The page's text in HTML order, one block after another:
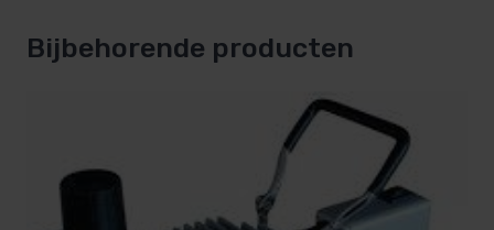
Bijbehorende producten